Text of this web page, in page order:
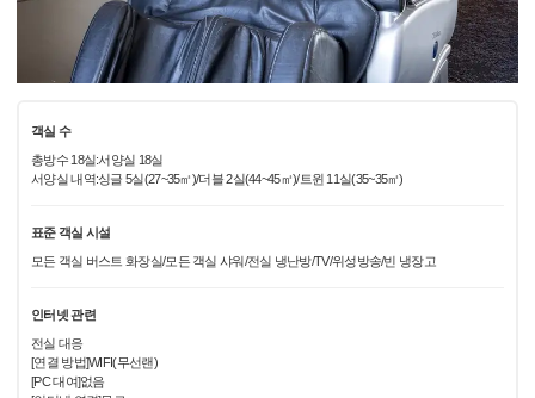
객실 수
총방수 18실:서양실 18실
서양실 내역:싱글 5실(27~35㎡)/더블 2실(44~45㎡)/트윈 11실(35~35㎡)
표준 객실 시설
모든 객실 버스트 화장실/모든 객실 샤워/전실 냉난방/TV/위성방송/빈 냉장고
인터넷 관련
전실 대응
[연결 방법]WIFI(무선랜)
[PC 대여]없음